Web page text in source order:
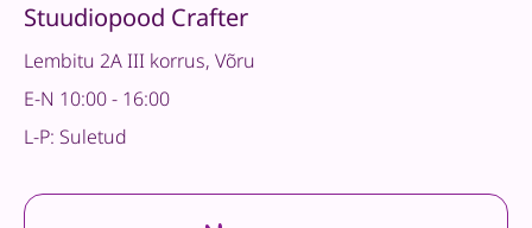
Stuudiopood Crafter
Lembitu 2A III korrus, Võru
E-N 10:00 - 16:00
L-P: Suletud